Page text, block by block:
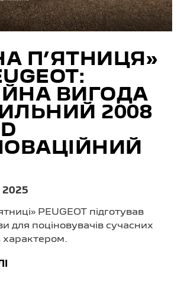
П’ЯТНИЦЯ»
ВИГОДА
2008
2025
PEUGEOT підготував
для поціновувачів сучасних
характером.